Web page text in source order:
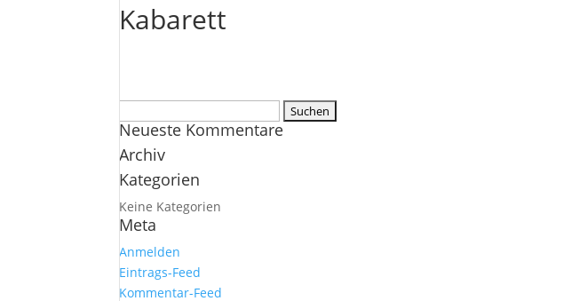
Kabarett
nach:
Neueste Kommentare
Archiv
Kategorien
Keine Kategorien
Meta
Anmelden
Eintrags-Feed
Kommentar-Feed